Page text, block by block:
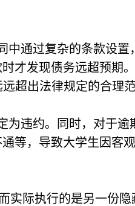
通过复杂的条款设置
才发现债务远超预期。
超出法律规定的合理范
为违约。同时，对于逾
等，导致大学生因客
实际执行的是另一份